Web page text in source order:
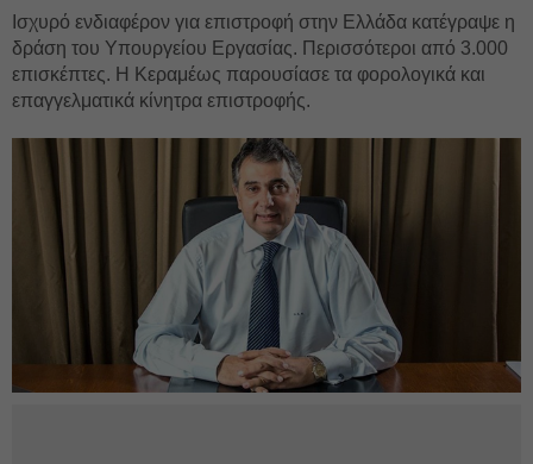
Ισχυρό ενδιαφέρον για επιστροφή στην Ελλάδα κατέγραψε η
δράση του Υπουργείου Εργασίας. Περισσότεροι από 3.000
επισκέπτες. Η Κεραμέως παρουσίασε τα φορολογικά και
επαγγελματικά κίνητρα επιστροφής.